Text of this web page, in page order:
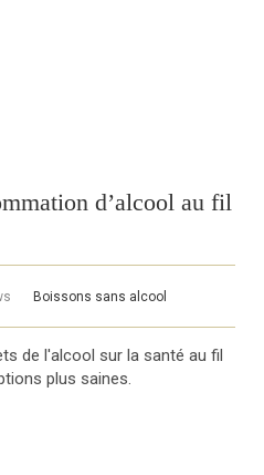
d’alcool au fil
Boissons sans alcool
de l'alcool sur la santé au fil
plus saines.